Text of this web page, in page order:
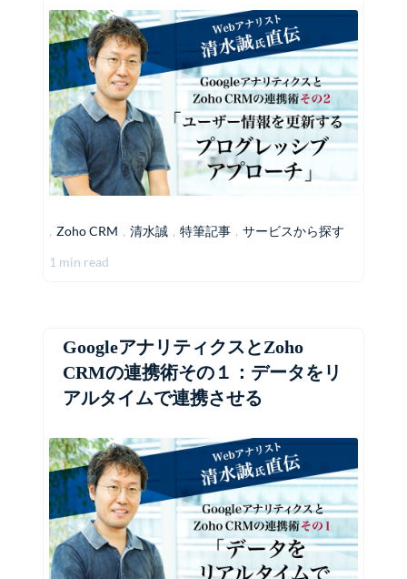
, Zoho CRM , 清水誠 , 特筆記事 , サービスから探す
1 min read
GoogleアナリティクスとZoho
CRMの連携術その１：データをリ
アルタイムで連携させる